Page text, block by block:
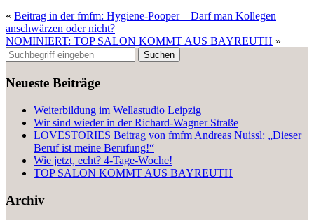
« Beitrag in der fmfm: Hygiene-Pooper – Darf man Kollegen
anschwärzen oder nicht?
NOMINIERT: TOP SALON KOMMT AUS BAYREUTH »
Neueste Beiträge
Weiterbildung im Wellastudio Leipzig
Wir sind wieder in der Richard-Wagner Straße
LOVESTORIES Beitrag von fmfm Andreas Nuissl: „Dieser
Beruf ist meine Berufung!“
Wie jetzt, echt? 4-Tage-Woche!
TOP SALON KOMMT AUS BAYREUTH
Archiv